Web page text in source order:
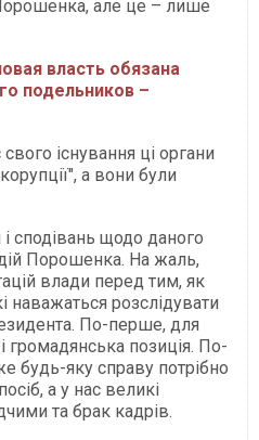
але це – лише
власть обязана
подельников –
існування ці органи
а вони були
сподівань щодо даного
Порошенка. На жаль,
влади перед тим, як
наважаться розслідувати
По-перше, для
громадянська позиція. По-
будь-яку справу потрібно
а у нас великі
та брак кадрів.